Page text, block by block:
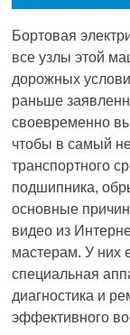
Бортовая
все узлы этой
дорожных
раньше
своевременно
чтобы в самый
транспортного
подшипника,
основные
видео из
мастерам. У них
специальная
диагностика и
эффективного